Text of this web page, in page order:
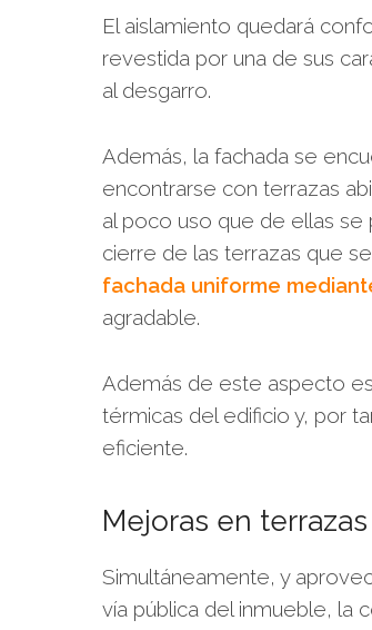
El aislamiento quedará
revestida por una de sus
al desgarro.
Además, la fachada se
encontrarse con terrazas
al poco uso que de ellas
cierre de las terrazas que
fachada uniforme
agradable.
Además de este aspecto
térmicas del edificio y, por
eficiente.
Mejoras en
Simultáneamente, y
vía pública del inmueble, la